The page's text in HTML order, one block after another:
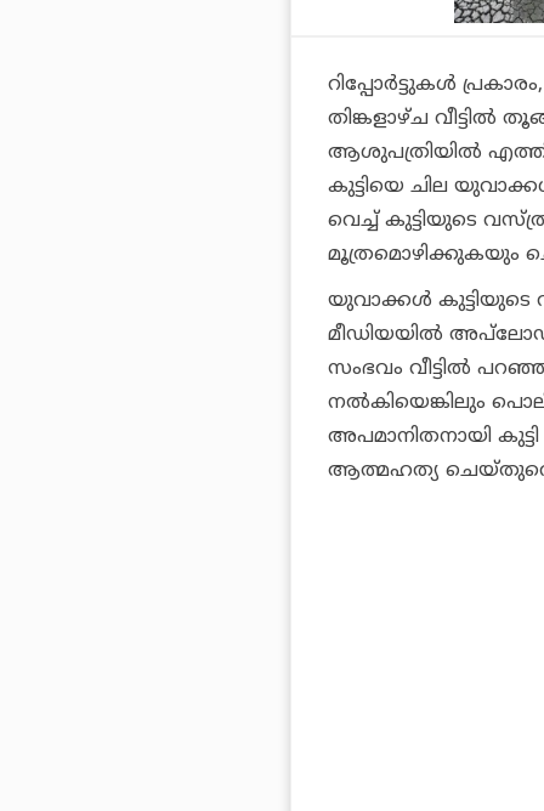
റിപ്പോർട്ടുകൾ
തിങ്കളാഴ്ച വീട്ടിൽ
ആശുപത്രിയിൽ
കുട്ടിയെ ചില
വെച്ച് കുട്ടിയുടെ
മൂത്രമൊഴിക്കുകയും
യുവാക്കൾ
മീഡിയയിൽ അപ്‌ലോഡ്
സംഭവം വീട്ടിൽ
നൽകിയെങ്കിലും
അപമാനിതനായി
ആത്മഹത്യ